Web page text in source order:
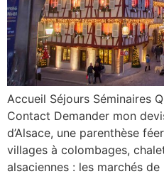
Accueil Séjours Séminaires
Contact Demander mon
d’Alsace, une parenthèse
villages à colombages,
alsaciennes : les marchés